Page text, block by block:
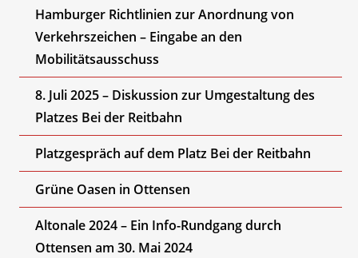
Hamburger Richtlinien zur Anordnung von
Verkehrszeichen – Eingabe an den
Mobilitätsausschuss
8. Juli 2025 – Diskussion zur Umgestaltung des
Platzes Bei der Reitbahn
Platzgespräch auf dem Platz Bei der Reitbahn
Grüne Oasen in Ottensen
Altonale 2024 – Ein Info-Rundgang durch
Ottensen am 30. Mai 2024